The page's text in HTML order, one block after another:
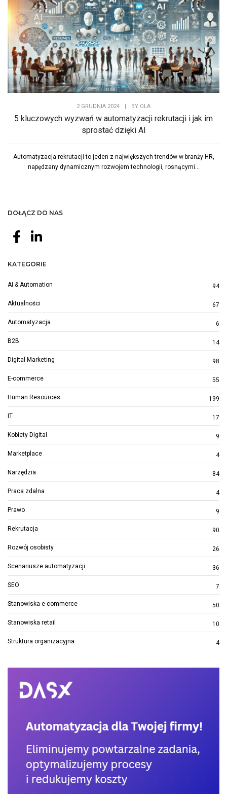
2 GRUDNIA 2024 | BY OLA
5 kluczowych wyzwań w automatyzacji rekrutacji i jak im
sprostać dzięki AI
Automatyzacja rekrutacji to jeden z największych trendów w branży HR,
napędzany dynamicznym rozwojem technologii, rosnącymi...
DOŁĄCZ DO NAS
KATEGORIE
AI & Automation 94
Aktualności 67
Automatyzacja 6
B2B 14
Digital Marketing 98
E-commerce 55
Human Resources 199
IT 17
Kobiety Digital 9
Marketplace 4
Narzędzia 84
Praca zdalna 4
Prawo 9
Rekrutacja 90
Rozwój osobisty 26
Scenariusze automatyzacji 36
SEO 7
Stanowiska e-commerce 50
Stanowiska retail 10
Struktura organizacyjna 4